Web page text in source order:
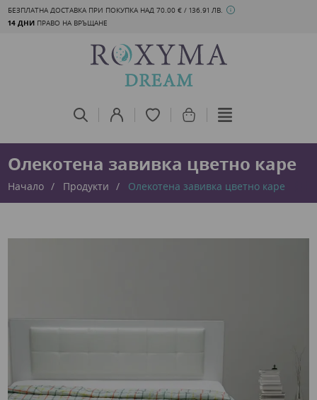
БЕЗПЛАТНА ДОСТАВКА ПРИ ПОКУПКА НАД 70.00 € / 136.91 ЛВ.
14 ДНИ ПРАВО НА ВРЪЩАНЕ
Олекотена завивка цветно каре
Начало Продукти Олекотена завивка цветно каре